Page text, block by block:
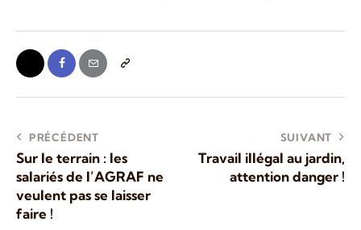
PRÉCÉDENT
Sur le terrain : les
salariés de l’AGRAF ne
veulent pas se laisser
faire !
SUIVANT
Travail illégal au jardin,
attention danger !